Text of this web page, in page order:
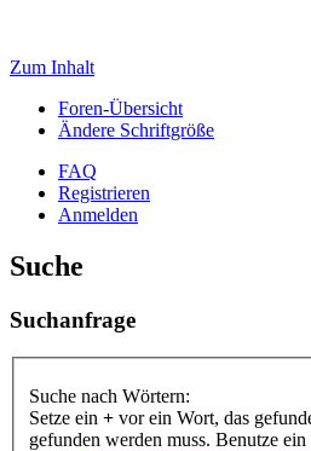
Zum Inhalt
Foren-Übersicht
Ändere Schriftgröße
FAQ
Registrieren
Anmelden
Suche
Suchanfrage
Suche nach Wörtern:
Setze ein + vor ein Wort, das
gefunden werden muss. Benutze